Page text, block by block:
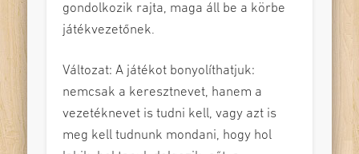
gondolkozik rajta, maga áll be a körbe
játékvezetőnek.
Változat: A játékot bonyolíthatjuk:
nemcsak a keresztnevet, hanem a
vezetéknevet is tudni kell, vagy azt is
meg kell tudnunk mondani, hogy hol